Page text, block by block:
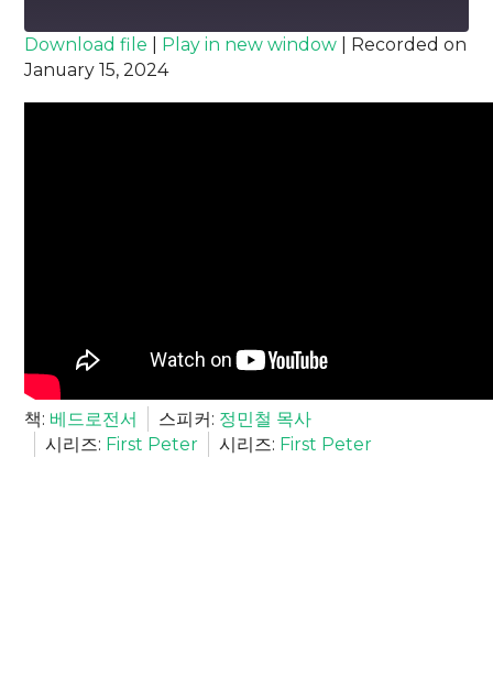
SUBSCRIBE SHARE
SHARE
Download file Play in new window
Recorded on
January 15, 2024
책: 베드로전서 스피커: 정민철 목사
시리즈: First Peter 시리즈: First Peter